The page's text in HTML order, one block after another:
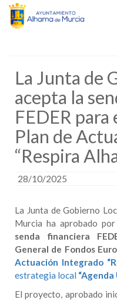
La Junta de
acepta la
FEDER
Plan de
“Respira
28/10/2025
La Junta de Gobierno
Murcia ha aprobado
senda financiera
General de Fondos
Actuación Integrado
estrategia local
El proyecto, aprobado